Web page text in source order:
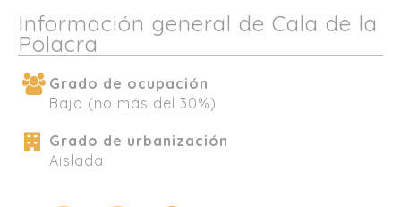
Información general de Cala de la
Polacra
Grado de ocupación
Bajo (no más del 30%)
Grado de urbanización
Aislada